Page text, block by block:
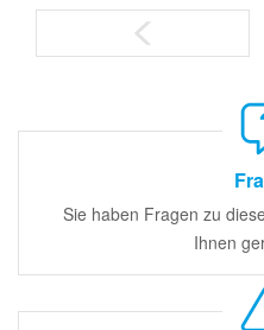
Sie haben Fragen zu
Ihnen